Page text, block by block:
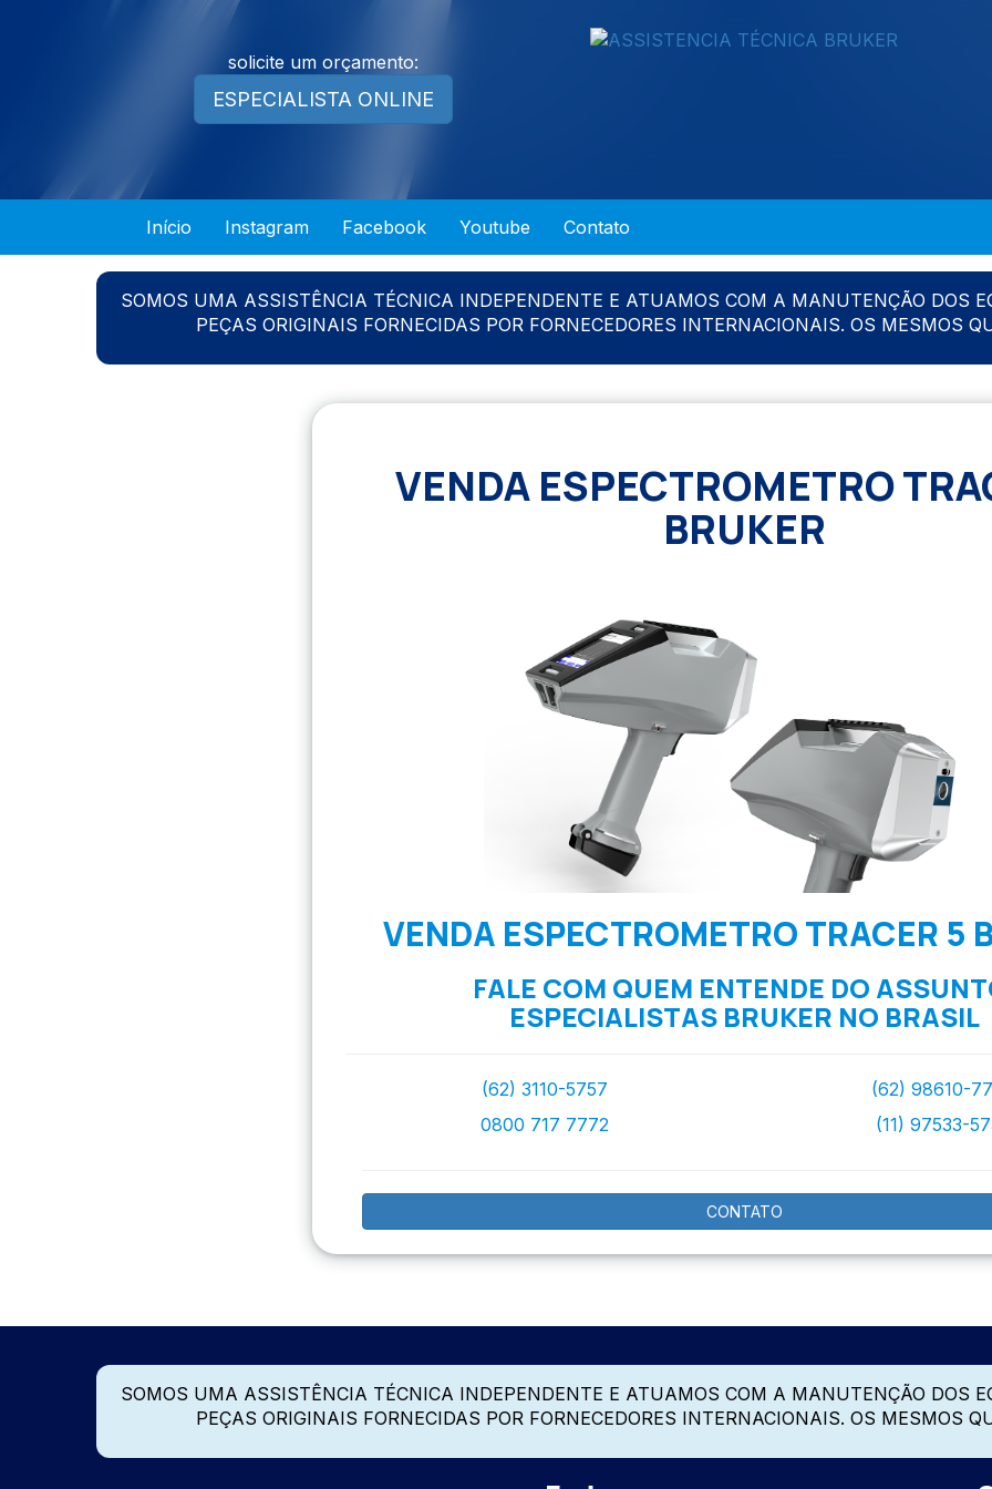
solicite um orçamento:
ESPECIALISTA ONLINE
Início Instagram Facebook Youtube Contato
SOMOS UMA ASSISTÊNCIA TÉCNICA INDEPENDENTE E ATUAMOS COM A MANUTENÇÃO DOS
PEÇAS ORIGINAIS FORNECIDAS POR FORNECEDORES INTERNACIONAIS. OS MESMOS
VENDA ESPECTROMETRO
BRUKER
VENDA ESPECTROMETRO TRACER 5
FALE COM QUEM ENTENDE DO
ESPECIALISTAS BRUKER NO BRASIL
(62) 3110-5757
0800 717 7772
(62) 98610-
(11) 97533-
CONTATO
SOMOS UMA ASSISTÊNCIA TÉCNICA INDEPENDENTE E ATUAMOS COM A MANUTENÇÃO DOS
PEÇAS ORIGINAIS FORNECIDAS POR FORNECEDORES INTERNACIONAIS. OS MESMOS